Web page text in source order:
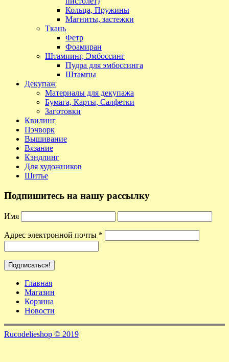
Кольца, Пружины
Магниты, застежки
Ткань
Фетр
Фоамиран
Штампинг, Эмбоссинг
Пудра для эмбоссинга
Штампы
Декупаж
Материалы для декупажа
Бумага, Карты, Салфетки
Заготовки
Квилинг
Пэчворк
Вышивание
Вязание
Кэндлинг
Для художников
Шитье
Подпишитесь на нашу рассылку
Имя
Адрес электронной почты *
Главная
Магазин
Корзина
Новости
Rucodelieshop © 2019